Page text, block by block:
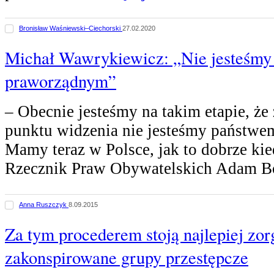
Bronisław Waśniewski–Ciechorski 27.02.2020
Michał Wawrykiewicz: „Nie
praworządnym”
– Obecnie jesteśmy na takim etapie,
punktu widzenia nie jesteśmy
Mamy teraz w Polsce, jak to dobrze
Rzecznik Praw Obywatelskich Adam
Anna Ruszczyk 8.09.2015
Za tym procederem stoją najlepiej
zakonspirowane grupy przestępcze